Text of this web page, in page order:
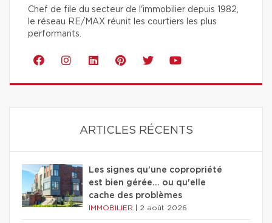
Chef de file du secteur de l'immobilier depuis 1982,
le réseau RE/MAX réunit les courtiers les plus
performants.
ARTICLES RÉCENTS
Les signes qu'une copropriété
est bien gérée… ou qu'elle
cache des problèmes
IMMOBILIER 2 août 2026